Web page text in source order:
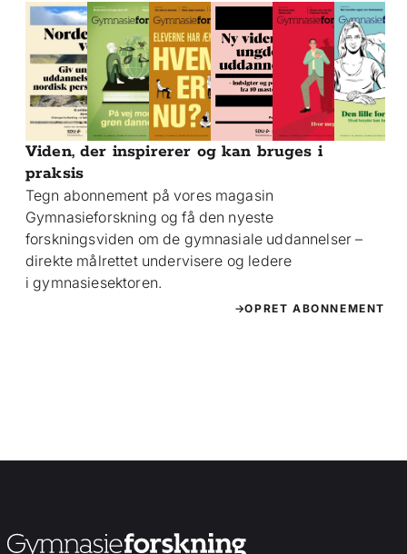
Viden, der inspirerer og kan bruges i
praksis
Tegn abonnement på vores magasin
Gymnasieforskning og få den nyeste
forskningsviden om de gymnasiale uddannelser –
direkte målrettet undervisere og ledere
i gymnasiesektoren.
OPRET ABONNEMENT